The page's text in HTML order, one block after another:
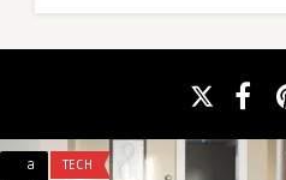
a
TECH